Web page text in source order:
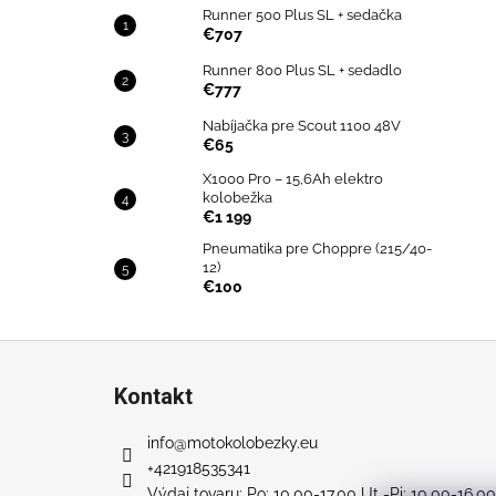
Runner 500 Plus SL + sedačka
€707
Runner 800 Plus SL + sedadlo
€777
Nabíjačka pre Scout 1100 48V
€65
X1000 Pro – 15,6Ah elektro
kolobežka
€1 199
Pneumatika pre Choppre (215/40-
12)
€100
Kontakt
info@motokolobezky.eu
+421918535341